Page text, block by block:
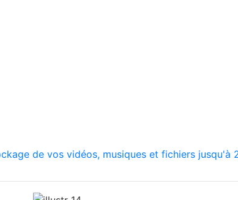
de vos vidéos, musiques et fichiers jusqu'à